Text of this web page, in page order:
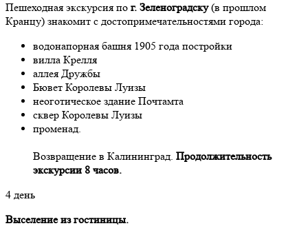
Пешеходная экскурсия по г. Зеленоградску(в прошлом
Кранцу) знакомит с достопримечательностями города:
водонапорная башня 1905 года постройки
вилла Крелля
аллея Дружбы
Бювет Королевы Луизы
неоготическое здание Почтамта
сквер Королевы Луизы
променад.
Возвращение в Калининград. Продолжительность
экскурсии 8 часов.
4 день
Выселение из гостиницы.